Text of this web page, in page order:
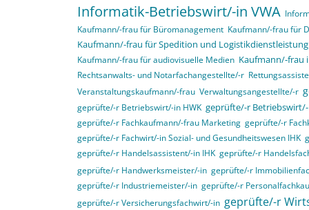
Informatik-Betriebswirt/-in VWA
Kaufmann/-frau für Büromanagement Kaufmann/-frau für
Kaufmann/-frau für Spedition und Logistikdienstleistung
Kaufmann/-frau für audiovisuelle Medien Kaufmann/-frau
Rechtsanwalts- und Notarfachangestellte/-r
Veranstaltungskaufmann/-frau Verwaltungsangestellte/-r
geprüfte/-r Betriebswirt/-in HWK geprüfte/-r
geprüfte/-r Fachkaufmann/-frau Marketing geprüfte/-r
geprüfte/-r Fachwirt/-in Sozial- und Gesundheitswesen IHK
geprüfte/-r Handelsassistent/-in IHK geprüfte/-r
geprüfte/-r Handwerksmeister/-in geprüfte/-r
geprüfte/-r Industriemeister/-in geprüfte/-r
geprüfte/-r Versicherungsfachwirt/-in geprüfte/-r